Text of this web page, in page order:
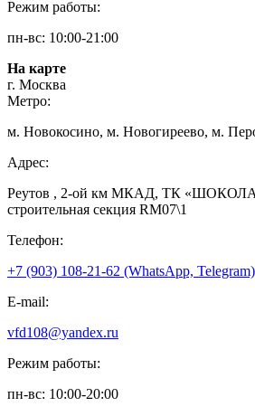
Режим работы:
пн-вс: 10:00-21:00
На карте
г. Москва
Метро:
м. Новокосино, м. Новогиреево, м.
Адрес:
Реутов , 2-ой км МКАД, ТК
строительная секция RM07\1
Телефон:
+7 (903) 108-21-62 (WhatsApp, Telegram)
E-mail:
vfd108@yandex.ru
Режим работы:
пн-вс: 10:00-20:00